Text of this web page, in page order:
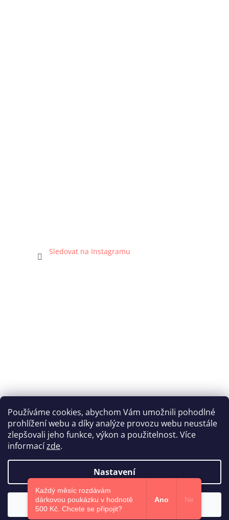
Používáme cookies, abychom Vám umožnili pohodlné
prohlížení webu a díky analýze provozu webu neustále
zlepšovali jeho funkce, výkon a použitelnost. Více
informacízde.
Nastavení
Souhlasím
Sledovat na Instagramu
Katka Hromasová Foto
Vytvořil Shoptet
Copyright 2026Euphoris.cz. Všechna práva vyhrazena.
Každý měsíc rozdávám
dárkovou poukázku v hodnotě
500 Kč.​ Chcete se připojit?
Ano Ne